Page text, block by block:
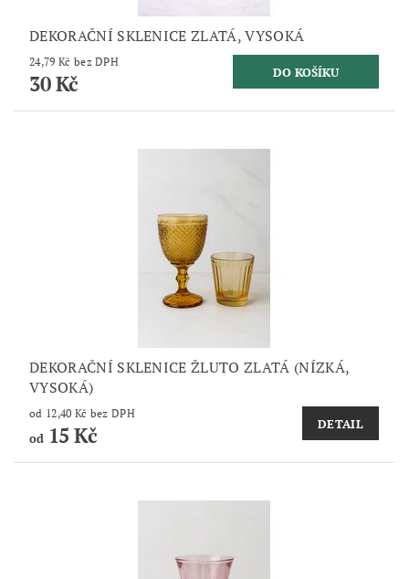
DEKORAČNÍ SKLENICE ZLATÁ, VYSOKÁ
24,79 Kč bez DPH
30 Kč
DEKORAČNÍ SKLENICE ŽLUTO ZLATÁ (NÍZKÁ,
VYSOKÁ)
od 12,40 Kč bez DPH
od15 Kč DETAIL